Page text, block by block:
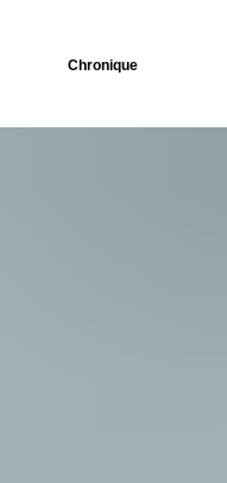
Chronique